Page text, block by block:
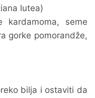
lutea)
seme
gorke pomorandže,
bilja i ostaviti da